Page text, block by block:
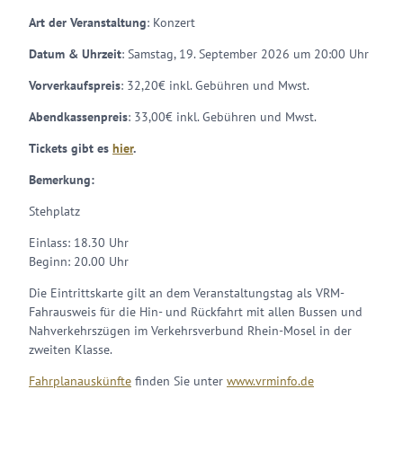
Art der Veranstaltung: Konzert
Datum & Uhrzeit: Samstag, 19. September 2026 um 20:00 Uhr
Vorverkaufspreis: 32,20€ inkl. Gebühren und Mwst.
Abendkassenpreis: 33,00€ inkl. Gebühren und Mwst.
Tickets gibt es hier.
Bemerkung:
Stehplatz
Einlass: 18.30 Uhr
Beginn: 20.00 Uhr
Die Eintrittskarte gilt an dem Veranstaltungstag als VRM-
Fahrausweis für die Hin- und Rückfahrt mit allen Bussen und
Nahverkehrszügen im Verkehrsverbund Rhein-Mosel in der
zweiten Klasse.
Fahrplanauskünfte finden Sie unter www.vrminfo.de